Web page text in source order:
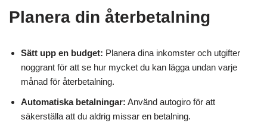
Planera din återbetalning
Sätt upp en budget: Planera dina inkomster och utgifter
noggrant för att se hur mycket du kan lägga undan varje
månad för återbetalning.
Automatiska betalningar: Använd autogiro för att
säkerställa att du aldrig missar en betalning.